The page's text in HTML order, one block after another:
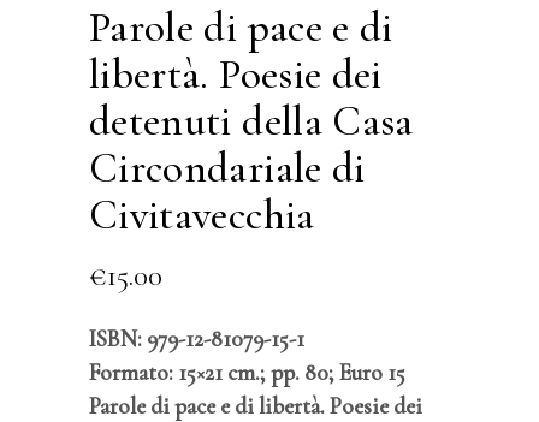
Parole di pace e di
libertà. Poesie dei
detenuti della Casa
Circondariale di
Civitavecchia
€15.00
ISBN: 979-12-81079-15-1
Formato: 15×21 cm.; pp. 80; Euro 15
Parole di pace e di libertà. Poesie dei